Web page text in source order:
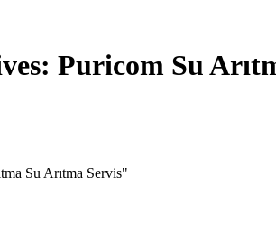
Puricom Su
Su Arıtma Servis"